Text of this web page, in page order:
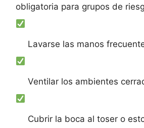
obligatoria para grupos de
Lavarse las manos
Ventilar los ambientes
Cubrir la boca al toser o